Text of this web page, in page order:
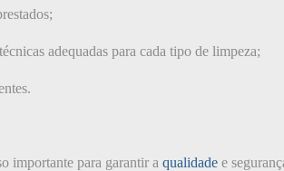
adequadas para cada tipo de limpeza;
importante para garantir a qualidade e